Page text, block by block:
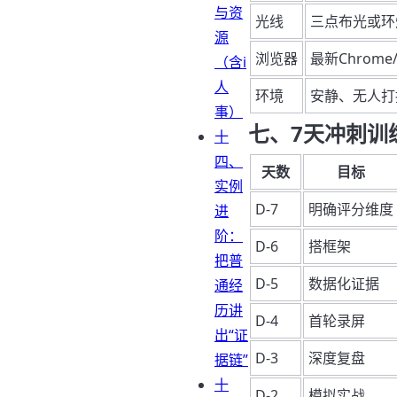
与资
源
（含i
人
事）
十
四、
实例
进
阶：
把普
通经
历讲
出“证
据链”
十
光线
三点布光或
浏览器
最新
环境
安静、无人
七、7天冲刺
天数
目标
D-7
明确评分维度
D-6
搭框架
D-5
数据化证据
D-4
首轮录屏
D-3
深度复盘